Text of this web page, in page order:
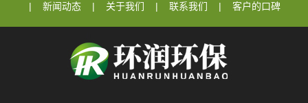
新闻动态
关于我们 联系我们 客户的口碑